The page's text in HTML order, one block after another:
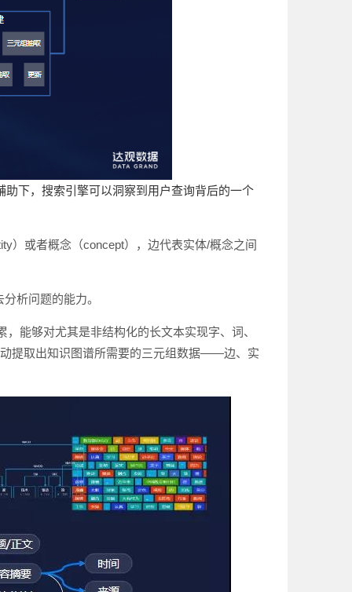
下，搜索引擎可以洞察到用户查询背后的一个
）或者概念（concept），边代表实体/概念之间
析问题的能力。
能够对尤其是非结构化的长文本实现字、词、
提取出知识图谱所需要的三元组数据——边、实